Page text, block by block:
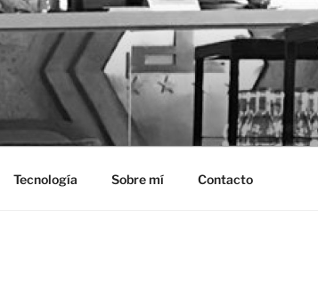
Tecnología Sobre mí Contacto